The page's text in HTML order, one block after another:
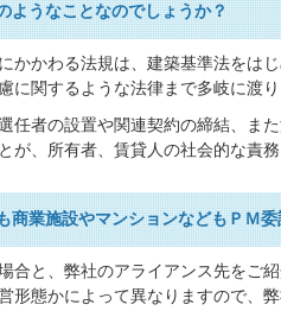
ようなことなのでしょうか？
かかわる法規は、建築基準法をは
に関するような法律まで多岐に渡り
任者の設置や関連契約の締結、ま
が、所有者、賃貸人の社会的な責務
商業施設やマンションなどもＰＭ
合と、弊社のアライアンス先をご
形態かによって異なりますので、